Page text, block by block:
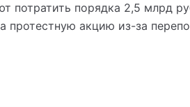
потратить порядка 2,5 млрд
акцию из-за